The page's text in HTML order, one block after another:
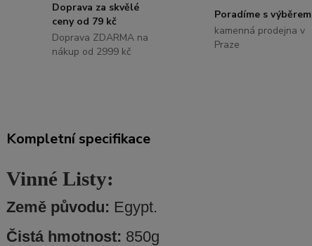
Doprava za skvělé
ceny od 79 kč
Doprava ZDARMA na
nákup od 2999 kč
Poradíme s výběrem
kamenná prodejna v
Praze
Kompletní specifikace
Vinné Listy:
Země původu: Egypt.
Čistá hmotnost: 850g